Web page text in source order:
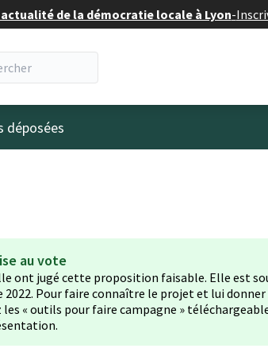
de la démocratie locale à Lyon-
déposées
au vote
ont jugé cette proposition faisable. Elle est
2022. Pour faire connaître le projet et lui
« outils pour faire campagne »